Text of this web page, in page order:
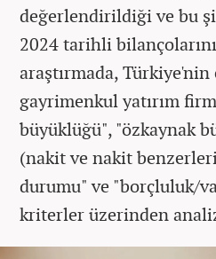
değerlendirildiği ve bu
2024 tarihli
araştırmada, Türkiye'nin
gayrimenkul yatırım
büyüklüğü", "özkaynak
(nakit ve nakit
durumu" ve "borçluluk/
kriterler üzerinden